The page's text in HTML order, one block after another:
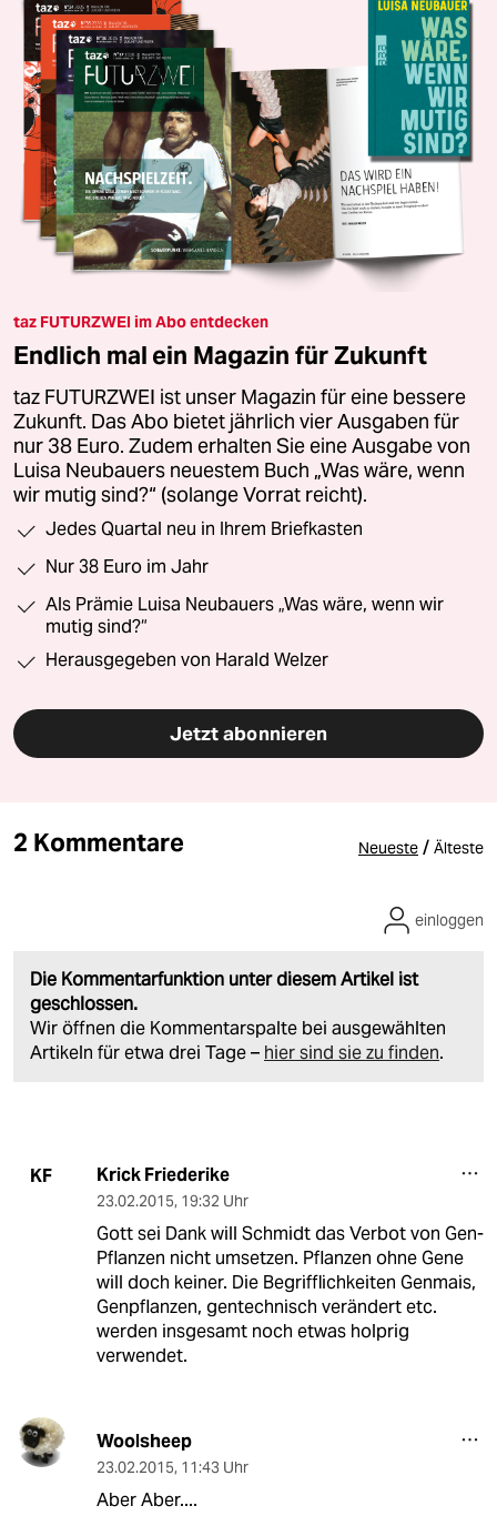
taz FUTURZWEI im Abo entdecken
Endlich mal ein Magazin für Zukunft
taz FUTURZWEI ist unser Magazin für eine bessere
Zukunft. Das Abo bietet jährlich vier Ausgaben für
nur 38 Euro. Zudem erhalten Sie eine Ausgabe von
Luisa Neubauers neuestem Buch „Was wäre, wenn
wir mutig sind?“ (solange Vorrat reicht).
Jedes Quartal neu in Ihrem Briefkasten
Nur 38 Euro im Jahr
Als Prämie Luisa Neubauers „Was wäre, wenn wir
mutig sind?“
Herausgegeben von Harald Welzer
Jetzt abonnieren
2 Kommentare Neueste / Älteste
Die Kommentarfunktion unter diesem Artikel ist
geschlossen.
Wir öffnen die Kommentarspalte bei ausgewählten
Artikeln für etwa drei Tage – hier sind sie zu finden.
einloggen
KF Krick Friederike
23.02.2015, 19:32 Uhr
Gott sei Dank will Schmidt das Verbot von Gen-
Pflanzen nicht umsetzen. Pflanzen ohne Gene
will doch keiner. Die Begrifflichkeiten Genmais,
Genpflanzen, gentechnisch verändert etc.
werden insgesamt noch etwas holprig
verwendet.
Woolsheep
23.02.2015, 11:43 Uhr
Aber Aber....